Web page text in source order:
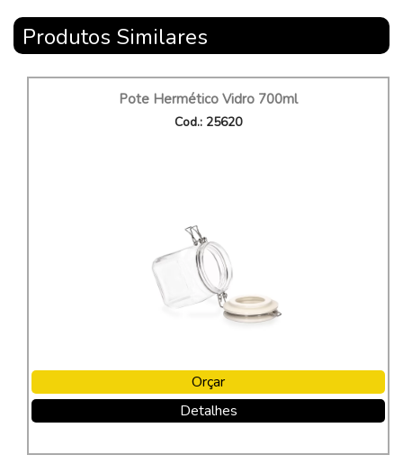
Produtos Similares
Pote Hermético Vidro 700ml
Cod.: 25620
Orçar
Detalhes